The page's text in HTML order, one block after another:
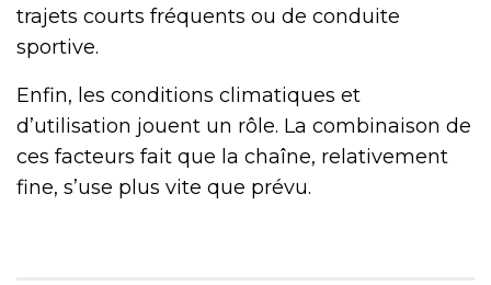
trajets courts fréquents ou de conduite
sportive.
Enfin, les conditions climatiques et
d’utilisation jouent un rôle. La combinaison de
ces facteurs fait que la chaîne, relativement
fine, s’use plus vite que prévu.